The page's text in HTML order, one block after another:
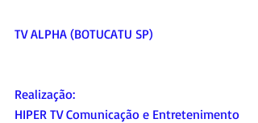
TV ALPHA (BOTUCATU SP)
Realização:
HIPER TV Comunicação e Entretenimento